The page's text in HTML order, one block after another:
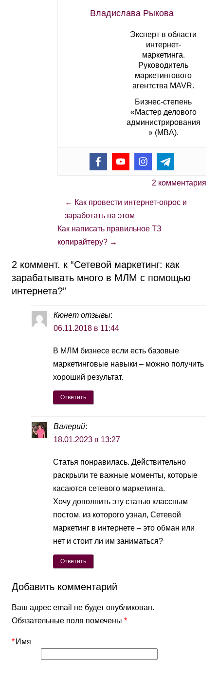
Владислава Рыкова
Эксперт в области
интернет-
маркетинга.
Руководитель
маркетингового
агентства MAVR.
Бизнес-степень
«Мастер делового
администрирования
» (MBA).
2 комментария
← Как провести интернет-опрос и
заработать на этом
Как написать правильное ТЗ
копирайтеру? →
2 коммент. к “Сетевой маркетинг: как
зарабатывать много в МЛМ с помощью
интернета?”
Кюнет отзывы:
06.11.2018 в 11:44
В МЛМ бизнесе если есть базовые
маркетинговые навыки – можно получить
хороший результат.
Ответить
Валерий:
18.01.2023 в 13:27
Статья понравилась. Действительно
раскрыли те важные моменты, которые
касаются сетевого маркетинга.
Хочу дополнить эту статью классным
постом, из которого узнал, Сетевой
маркетинг в интернете – это обман или
нет и стоит ли им заниматься?
Ответить
Добавить комментарий
Ваш адрес email не будет опубликован.
Обязательные поля помечены*
Имя
*